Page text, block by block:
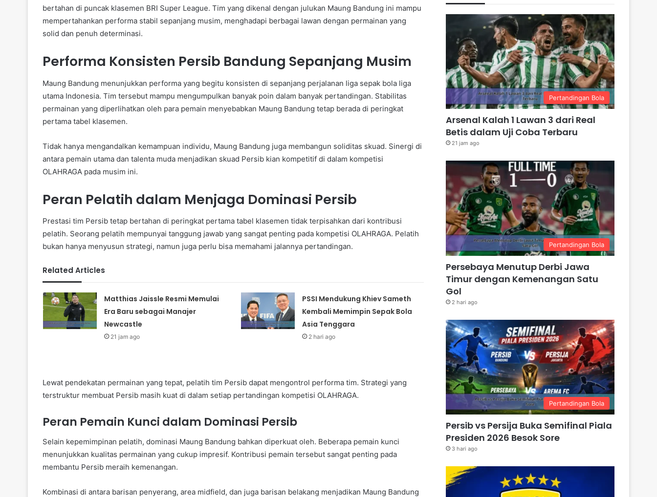
bertahan di puncak klasemen BRI Super League. Tim yang dikenal dengan julukan Maung Bandung ini mampu
mempertahankan performa stabil sepanjang musim, menghadapi berbagai lawan dengan permainan yang
solid dan penuh determinasi.
Performa Konsisten Persib Bandung Sepanjang Musim
Maung Bandung menunjukkan performa yang begitu konsisten di sepanjang perjalanan liga sepak bola liga
utama Indonesia. Tim tersebut mampu mengumpulkan banyak poin dalam banyak pertandingan. Stabilitas
permainan yang diperlihatkan oleh para pemain menyebabkan Maung Bandung tetap berada di peringkat
pertama tabel klasemen.
Tidak hanya mengandalkan kemampuan individu, Maung Bandung juga membangun soliditas skuad. Sinergi di
antara pemain utama dan talenta muda menjadikan skuad Persib kian kompetitif di dalam kompetisi
OLAHRAGA pada musim ini.
Peran Pelatih dalam Menjaga Dominasi Persib
Prestasi tim Persib tetap bertahan di peringkat pertama tabel klasemen tidak terpisahkan dari kontribusi
pelatih. Seorang pelatih mempunyai tanggung jawab yang sangat penting pada kompetisi OLAHRAGA. Pelatih
bukan hanya menyusun strategi, namun juga perlu bisa memahami jalannya pertandingan.
Related Articles
Matthias Jaissle Resmi Memulai
Era Baru sebagai Manajer
Newcastle
21 jam ago
PSSI Mendukung Khiev Sameth
Kembali Memimpin Sepak Bola
Asia Tenggara
2 hari ago
Lewat pendekatan permainan yang tepat, pelatih tim Persib dapat mengontrol performa tim. Strategi yang
terstruktur membuat Persib masih kuat di dalam setiap pertandingan kompetisi OLAHRAGA.
Peran Pemain Kunci dalam Dominasi Persib
Selain kepemimpinan pelatih, dominasi Maung Bandung bahkan diperkuat oleh. Beberapa pemain kunci
menunjukkan kualitas permainan yang cukup impresif. Kontribusi pemain tersebut sangat penting pada
membantu Persib meraih kemenangan.
Kombinasi di antara barisan penyerang, area midfield, dan juga barisan belakang menjadikan Maung Bandung
Pertandingan Bola
Arsenal Kalah 1 Lawan 3 dari Real
Betis dalam Uji Coba Terbaru
21 jam ago
Pertandingan Bola
Persebaya Menutup Derbi Jawa
Timur dengan Kemenangan Satu
Gol
2 hari ago
Pertandingan Bola
Persib vs Persija Buka Semifinal Piala
Presiden 2026 Besok Sore
3 hari ago